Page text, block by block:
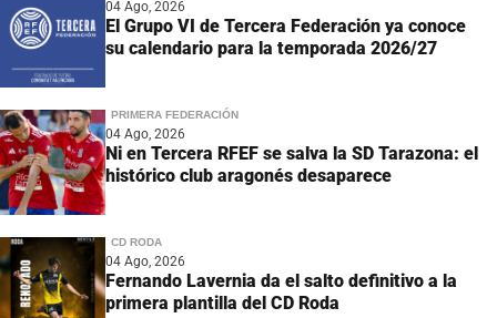
04 Ago, 2026
El Grupo VI de Tercera Federación ya conoce
su calendario para la temporada 2026/27
PRIMERA FEDERACIÓN
04 Ago, 2026
Ni en Tercera RFEF se salva la SD Tarazona: el
histórico club aragonés desaparece
CD RODA
04 Ago, 2026
Fernando Lavernia da el salto definitivo a la
primera plantilla del CD Roda